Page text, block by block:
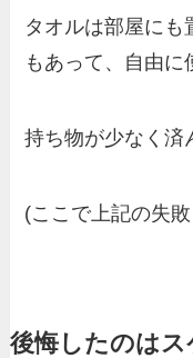
タオルは部屋にも
もあって、自由に
持ち物が少なく
(ここで上記の失
後悔したのは